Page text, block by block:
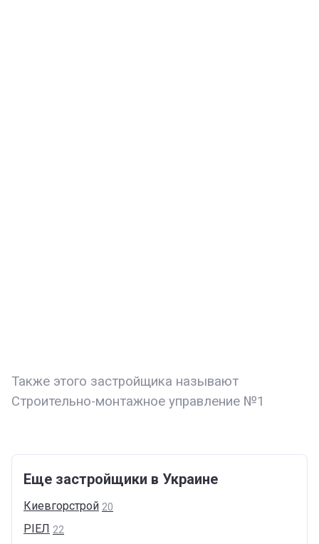
Также этого застройщика называют
Строительно-монтажное управление №1
Еще застройщики в Украине
Киевгорстрой 20
РІЕЛ 22